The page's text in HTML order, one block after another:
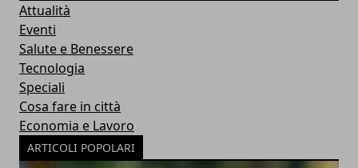
Attualità
Eventi
Salute e Benessere
Tecnologia
Speciali
Cosa fare in città
Economia e Lavoro
ARTICOLI POPOLARI